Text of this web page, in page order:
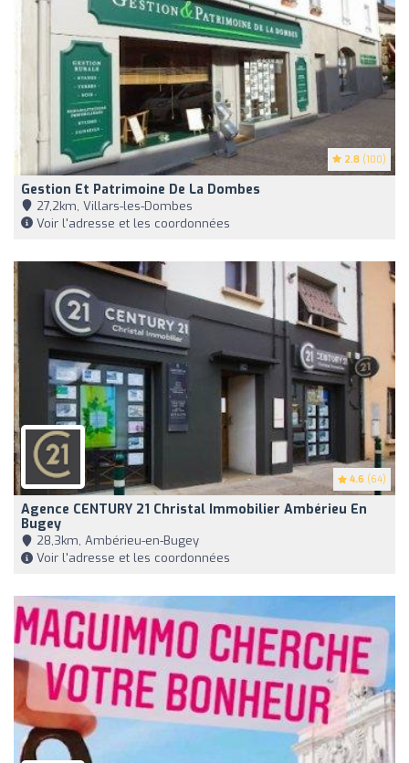
2.8 (100)
Gestion Et Patrimoine De La Dombes
27,2km, Villars-les-Dombes
Voir l'adresse et les coordonnées
4.6 (64)
Agence CENTURY 21 Christal Immobilier Ambérieu En
Bugey
28,3km, Ambérieu-en-Bugey
Voir l'adresse et les coordonnées